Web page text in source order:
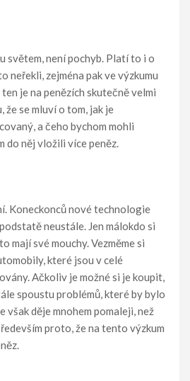
světem, není pochyb. Platí to i o
neřekli, zejména pak ve výzkumu
je na penězích skutečně velmi
že se mluví o tom, jak je
a čeho bychom mohli
do něj vložili více peněz.
Koneckonců nové technologie
neustále. Jen málokdo si
mají své mouchy. Vezměme si
které jsou v celé
Ačkoliv je možné si je koupit,
spoustu problémů, které by bylo
však děje mnohem pomaleji, než
proto, že na tento výzkum